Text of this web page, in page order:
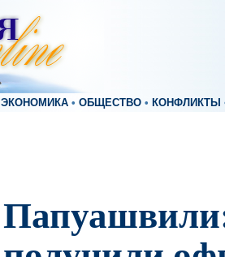
ЭКОНОМИКА • ОБЩЕСТВО • КОНФЛИКТЫ